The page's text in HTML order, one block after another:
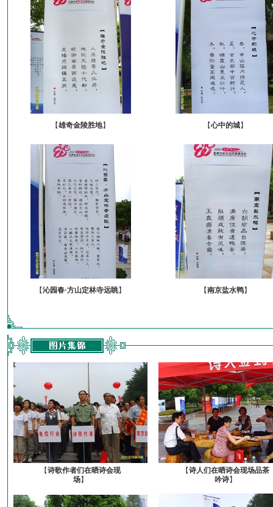
【雄奇金陵胜地】 【心中的城】
【沁园春·方山定林寺远眺】 【南京盐水鸭】
【诗歌作者们在晒诗会现
场】
【诗人们在晒诗会现场品茶
吟诗】